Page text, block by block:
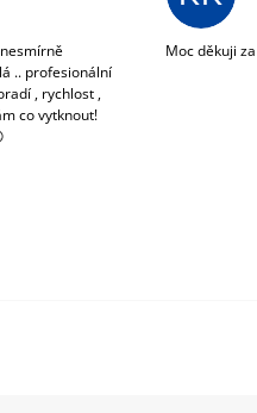
je 5 z 5 hvězdiček.
.. profesionální
, rychlost ,
co vytknout!
Moc děkuji